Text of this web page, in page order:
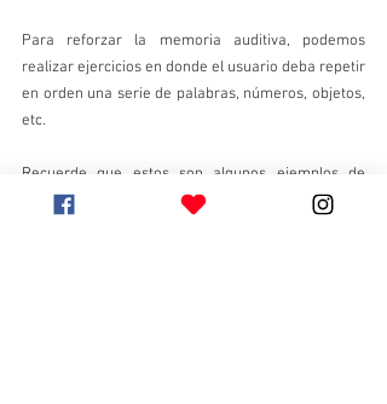
Para reforzar la memoria auditiva, podemos
realizar ejercicios en donde el usuario deba repetir
en orden una serie de palabras, números, objetos,
etc.
Recuerde que estos son algunos ejemplos de
como apoyar este proceso, pero es fundamental